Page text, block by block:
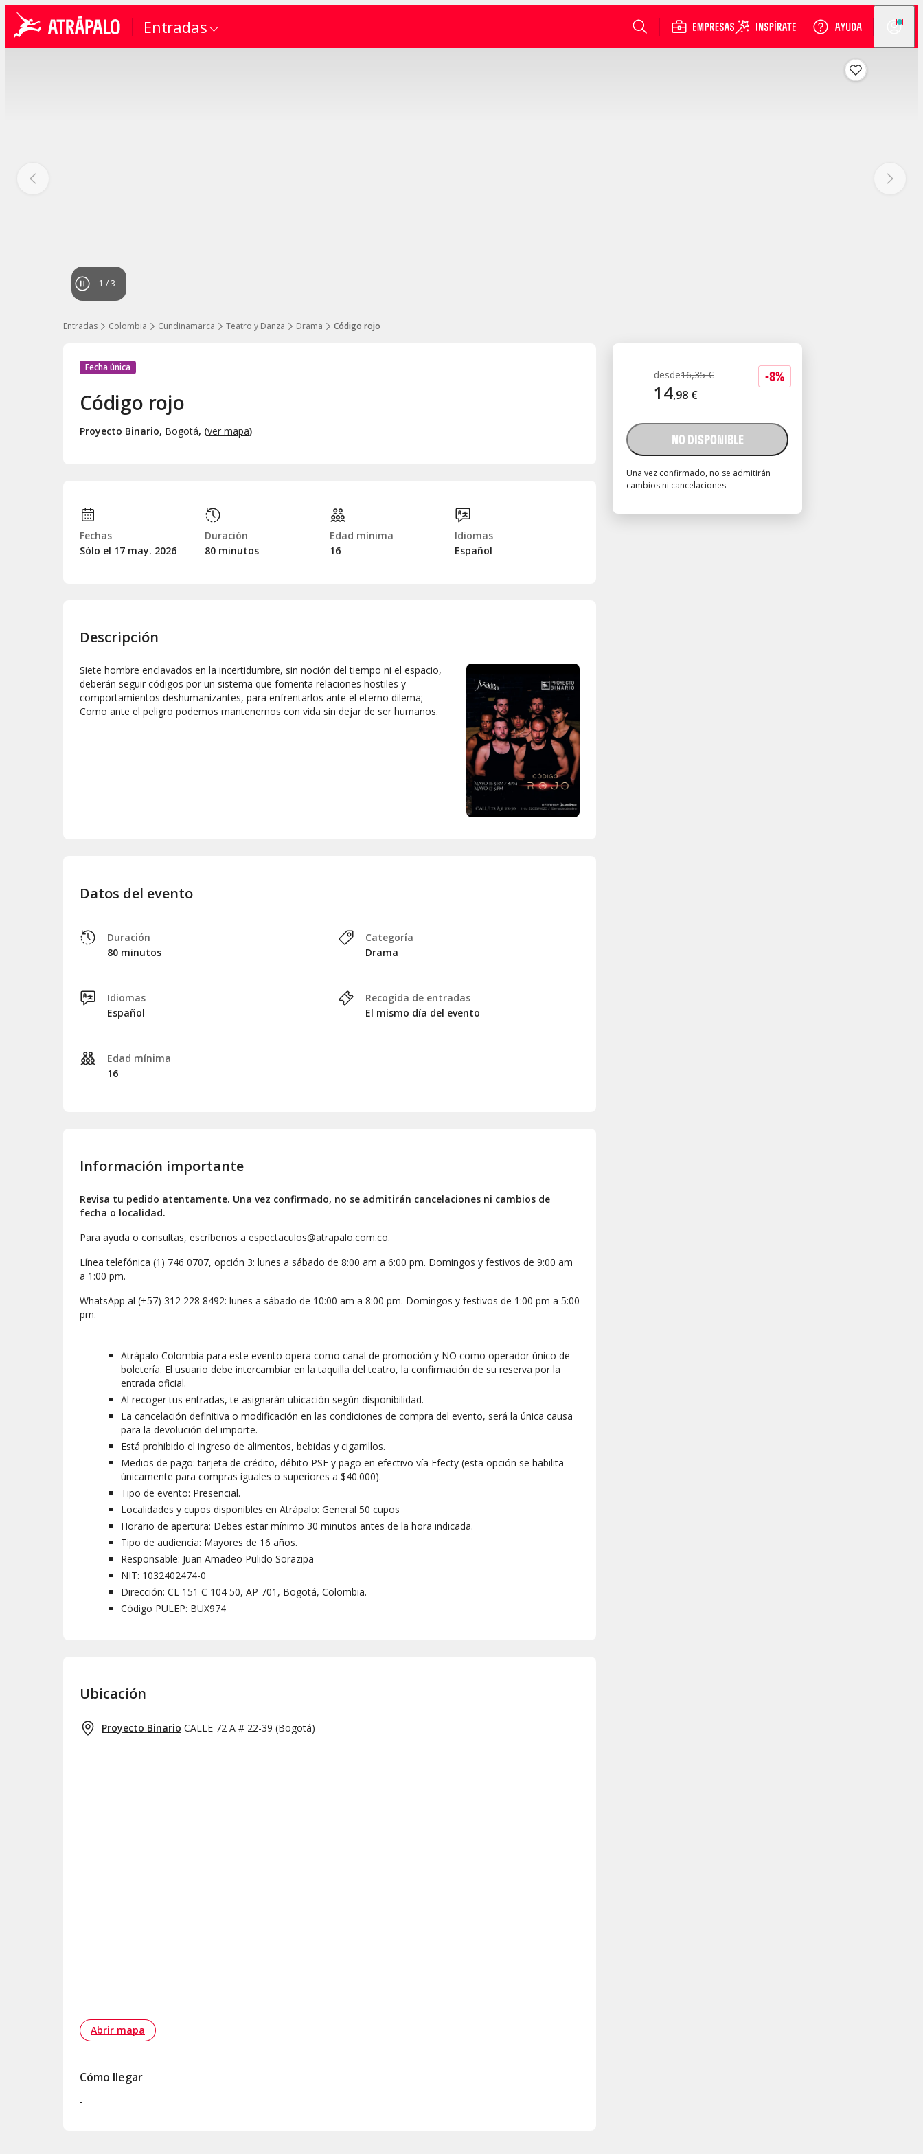
Entradas
1 /3
Entradas Colombia Cundinamarca Teatro y Danza Drama Código rojo
-8%
desde16,35 €
14,98 €
NO DISPONIBLE
Una vez confirmado, no se admitirán
cambios ni cancelaciones
Fecha única
Código rojo
Proyecto Binario, Bogotá, (ver mapa)
Fechas
Sólo el 17 may. 2026
Duración
80 minutos
Edad mínima
16
Idiomas
Español
Descripción
Siete hombre enclavados en la incertidumbre, sin noción del tiempo ni el espacio,
deberán seguir códigos por un sistema que fomenta relaciones hostiles y
comportamientos deshumanizantes, para enfrentarlos ante el eterno dilema;
Como ante el peligro podemos mantenernos con vida sin dejar de ser humanos.
Datos del evento
Duración
80 minutos
Idiomas
Español
Edad mínima
16
Categoría
Drama
Recogida de entradas
El mismo día del evento
Información importante
Revisa tu pedido atentamente. Una vez confirmado, no se admitirán cancelaciones ni cambios de
fecha o localidad.
Para ayuda o consultas, escríbenos a espectaculos@atrapalo.com.co.
Línea telefónica (1) 746 0707, opción 3: lunes a sábado de 8:00 am a 6:00 pm. Domingos y festivos de 9:00 am
a 1:00 pm.
WhatsApp al (+57) 312 228 8492: lunes a sábado de 10:00 am a 8:00 pm. Domingos y festivos de 1:00 pm a 5:00
pm.
Atrápalo Colombia para este evento opera como canal de promoción y NO como operador único de
boletería. El usuario debe intercambiar en la taquilla del teatro, la confirmación de su reserva por la
entrada oficial.
Al recoger tus entradas, te asignarán ubicación según disponibilidad.
La cancelación definitiva o modificación en las condiciones de compra del evento, será la única causa
para la devolución del importe.
Está prohibido el ingreso de alimentos, bebidas y cigarrillos.
Medios de pago: tarjeta de crédito, débito PSE y pago en efectivo vía Efecty (esta opción se habilita
únicamente para compras iguales o superiores a $40.000).
Tipo de evento: Presencial.
Localidades y cupos disponibles en Atrápalo: General 50 cupos
Horario de apertura: Debes estar mínimo 30 minutos antes de la hora indicada.
Tipo de audiencia: Mayores de 16 años.
Responsable: Juan Amadeo Pulido Sorazipa
NIT: 1032402474-0
Dirección: CL 151 C 104 50, AP 701, Bogotá, Colombia.
Código PULEP: BUX974
Ubicación
Proyecto Binario CALLE 72 A # 22-39 (Bogotá)
Abrir mapa
Cómo llegar
-